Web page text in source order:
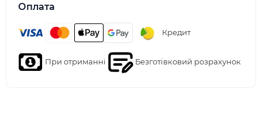
Оплата
Кредит
При отриманні Безготівковий розрахунок